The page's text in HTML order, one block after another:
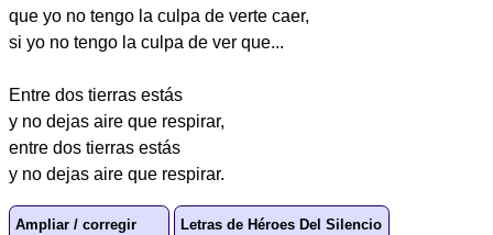
que yo no tengo la culpa de verte caer,
si yo no tengo la culpa de ver que...
Entre dos tierras estás
y no dejas aire que respirar,
entre dos tierras estás
y no dejas aire que respirar.
Ampliar / corregir Letras de Héroes Del Silencio